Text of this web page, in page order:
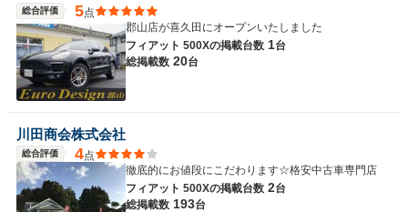
総合評価 5点
郡山店が喜久田にオープンいたしました
フィアット 500Xの掲載台数 1台
総掲載数 20台
川田商会株式会社
総合評価 4点
徹底的にお値段にこだわります☆格安中古車専門店
フィアット 500Xの掲載台数 2台
総掲載数 193台